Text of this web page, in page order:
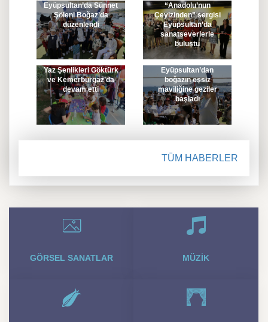
Eyüpsultan’da Sünnet
Şöleni Boğaz’da
düzenlendi
“Anadolu’nun
Çeyizinden” sergisi
Eyüpsultan’da
sanatseverlerle
buluştu
Yaz Şenlikleri Göktürk
ve Kemerburgaz’da
devam etti
Eyüpsultan’dan
boğazın eşsiz
maviliğine geziler
başladı
TÜM HABERLER
GÖRSEL SANATLAR MÜZIK